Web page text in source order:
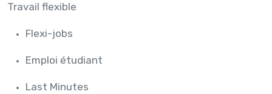
Travail flexible
Flexi-jobs
Emploi étudiant
Last Minutes